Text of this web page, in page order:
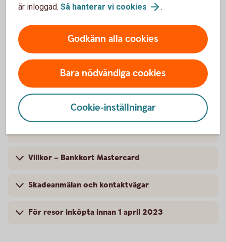
Kompletterande kortförsäkring – Bankkort
Mastercard
För vem gäller försäkringen? – Bankkort
Villkor – Bankkort Mastercard
Skadeanmälan och kontaktvägar
För resor inköpta innan 1 april 2023
är inloggad. Så hanterar vi cookies .
Godkänn alla cookies
Bara nödvändiga cookies
Cookie-inställningar